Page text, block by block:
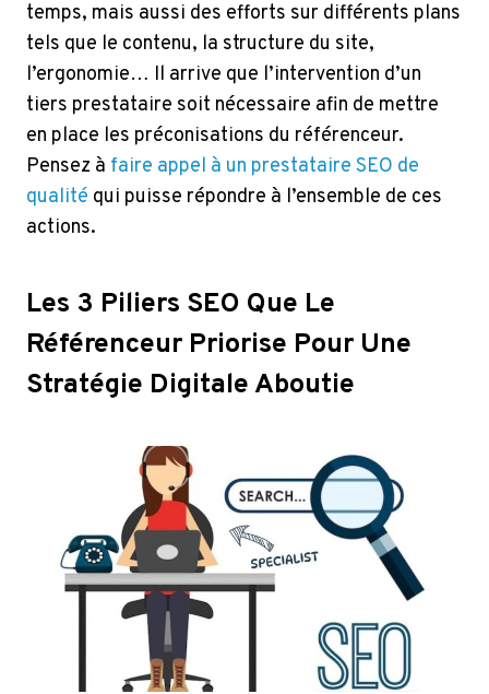
temps, mais aussi des efforts sur différents plans
tels que le contenu, la structure du site,
l’ergonomie… Il arrive que l’intervention d’un
tiers prestataire soit nécessaire afin de mettre
en place les préconisations du référenceur.
Pensez à faire appel à un prestataire SEO de
qualité qui puisse répondre à l’ensemble de ces
actions.
Les 3 Piliers SEO Que Le
Référenceur Priorise Pour Une
Stratégie Digitale Aboutie